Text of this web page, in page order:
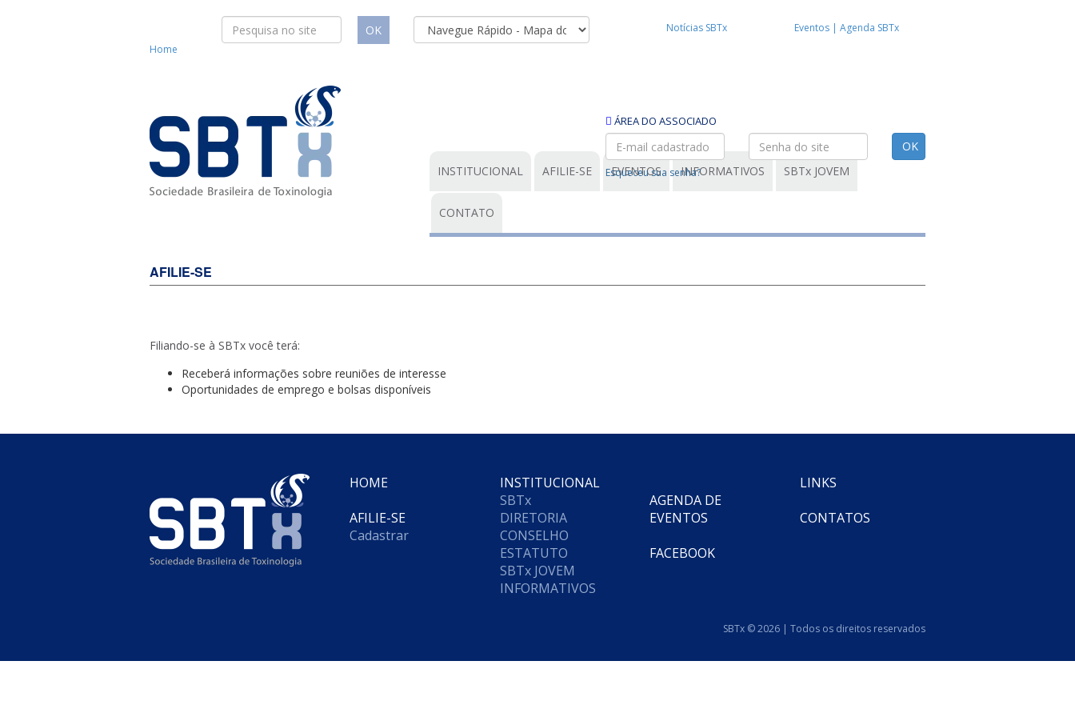
Home
OK Notícias SBTx Eventos | Agenda SBTx
INSTITUCIONAL AFILIE-SE EVENTOS INFORMATIVOS SBTx JOVEM
CONTATO
ÁREA DO ASSOCIADO
Esqueceu sua senha?
AFILIE-SE
Filiando-se à SBTx você terá:
Receberá informações sobre reuniões de interesse
Oportunidades de emprego e bolsas disponíveis
HOME
AFILIE-SE
Cadastrar
INSTITUCIONAL
SBTx
DIRETORIA
CONSELHO
ESTATUTO
SBTx JOVEM
INFORMATIVOS
AGENDA DE
EVENTOS
FACEBOOK
LINKS
CONTATOS
SBTx © 2026 | Todos os direitos reservados